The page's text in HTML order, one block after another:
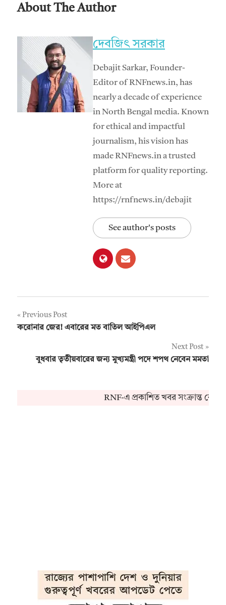
About The Author
দেবজিৎ সরকার
Debajit Sarkar, Founder-
Editor of RNFnews.in, has
nearly a decade of experience
in North Bengal media. Known
for ethical and impactful
journalism, his vision has
made RNFnews.in a trusted
platform for quality reporting.
More at
https://rnfnews.in/debajit
See author's posts
Post
Previous Post
করোনার জের! এবারের মত বাতিল আইপিএল
Next Post
বুধবার তৃতীয়বারের জন্য মুখ্যমন্ত্রী পদে শপথ নেবেন মমতা
RNF-এ প্রকাশিত খবর সংক্রান্ত